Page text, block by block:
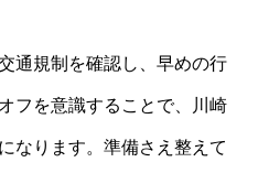
通規制を確認し、早めの行
フを意識することで、川崎
なります。準備さえ整えて